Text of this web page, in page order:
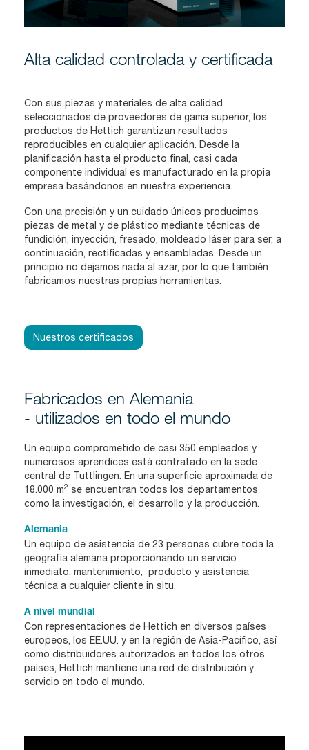
Alta calidad controlada y certificada
Con sus piezas y materiales de alta calidad
seleccionados de proveedores de gama superior, los
productos de Hettich garantizan resultados
reproducibles en cualquier aplicación. Desde la
planificación hasta el producto final, casi cada
componente individual es manufacturado en la propia
empresa basándonos en nuestra experiencia.
Con una precisión y un cuidado únicos producimos
piezas de metal y de plástico mediante técnicas de
fundición, inyección, fresado, moldeado láser para ser, a
continuación, rectificadas y ensambladas. Desde un
principio no dejamos nada al azar, por lo que también
fabricamos nuestras propias herramientas.
Nuestros certificados
Fabricados en Alemania
- utilizados en todo el mundo
Un equipo comprometido de casi 350 empleados y
numerosos aprendices está contratado en la sede
central de Tuttlingen. En una superficie aproximada de
18.000 m2 se encuentran todos los departamentos
como la investigación, el desarrollo y la producción.
Alemania
Un equipo de asistencia de 23 personas cubre toda la
geografía alemana proporcionando un servicio
inmediato, mantenimiento, producto y asistencia
técnica a cualquier cliente in situ.
A nivel mundial
Con representaciones de Hettich en diversos países
europeos, los EE.UU. y en la región de Asia-Pacífico, así
como distribuidores autorizados en todos los otros
países, Hettich mantiene una red de distribución y
servicio en todo el mundo.